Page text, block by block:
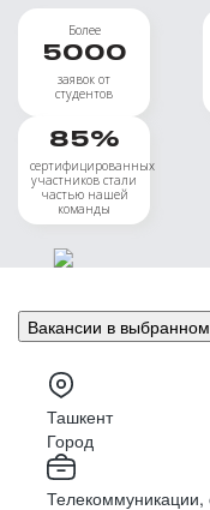
Более
5000
заявок от
студентов
85%
сертифицированных
участников стали
частью нашей
команды
Вакансии в
Ташкент
Город
Телекоммуникации,